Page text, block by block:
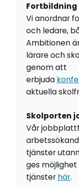
Fortbildning
Vi anordnar
och ledare,
Ambitionen
lärare och
genom att
erbjuda
aktuella
Skolporten
Vår
tjänster
ges
tjänster här.